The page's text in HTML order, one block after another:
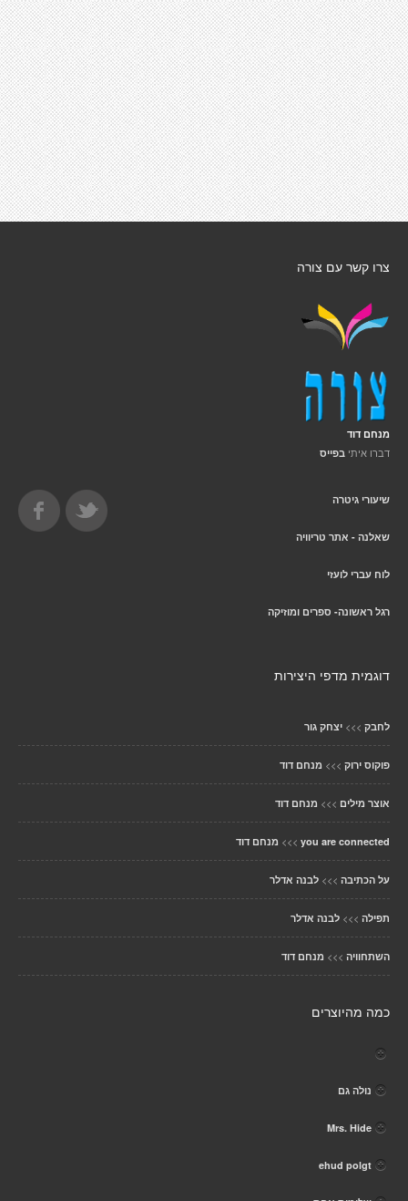
צרו קשר עם צורה
מנחם דוד
דברו איתי בפייס
שיעורי גיטרה
שאלנה - אתר טריוויה
לוח עברי לועזי
רגל ראשונה- ספרים ומוזיקה
דוגמית מדפי היצירות
לחבק >>> יצחק גור
פוקוס ירוק >>> מנחם דוד
אוצר מילים >>> מנחם דוד
you are connected
>>> מנחם דוד
על הכתיבה >>> לבנה אדלר
תפילה >>> לבנה אדלר
השתחוויה >>> מנחם דוד
כמה מהיוצרים
נולה גם
Mrs. Hide
ehud polgt